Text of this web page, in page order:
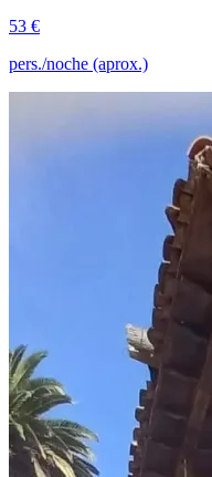
53 €
pers./noche (aprox.)